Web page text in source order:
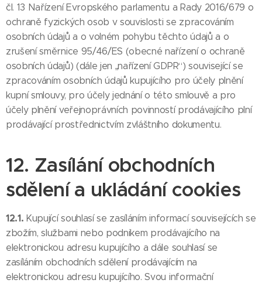
čl. 13 Nařízení Evropského parlamentu a Rady 2016/679 o
ochraně fyzických osob v souvislosti se zpracováním
osobních údajů a o volném pohybu těchto údajů a o
zrušení směrnice 95/46/ES (obecné nařízení o ochraně
osobních údajů) (dále jen „nařízení GDPR“) související se
zpracováním osobních údajů kupujícího pro účely plnění
kupní smlouvy, pro účely jednání o této smlouvě a pro
účely plnění veřejnoprávních povinností prodávajícího plní
prodávající prostřednictvím zvláštního dokumentu.
12. Zasílání obchodních
sdělení a ukládání cookies
12.1. Kupující souhlasí se zasíláním informací souvisejících se
zbožím, službami nebo podnikem prodávajícího na
elektronickou adresu kupujícího a dále souhlasí se
zasíláním obchodních sdělení prodávajícím na
elektronickou adresu kupujícího. Svou informační